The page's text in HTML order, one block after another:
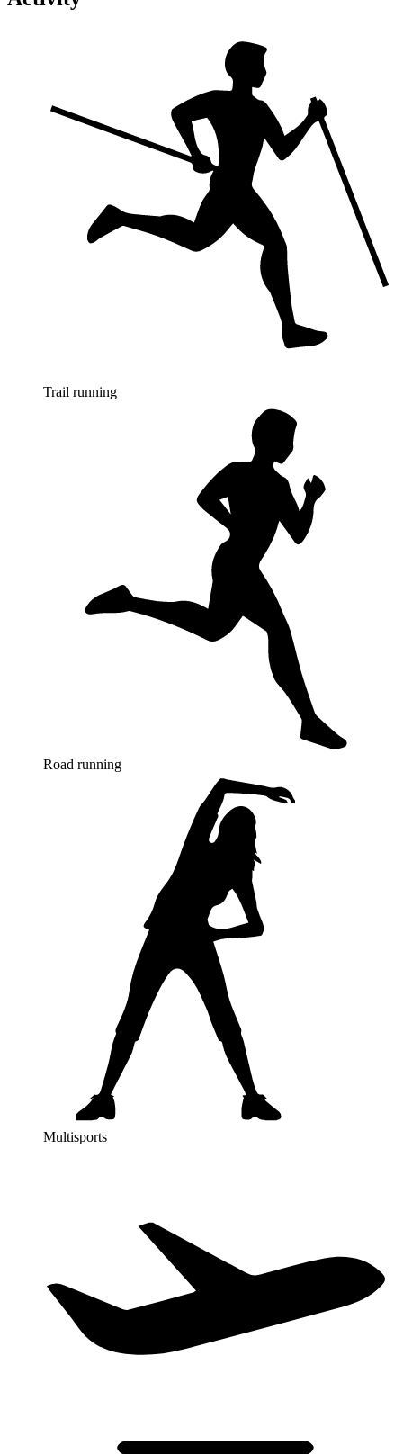
Trail running
Road running
Multisports